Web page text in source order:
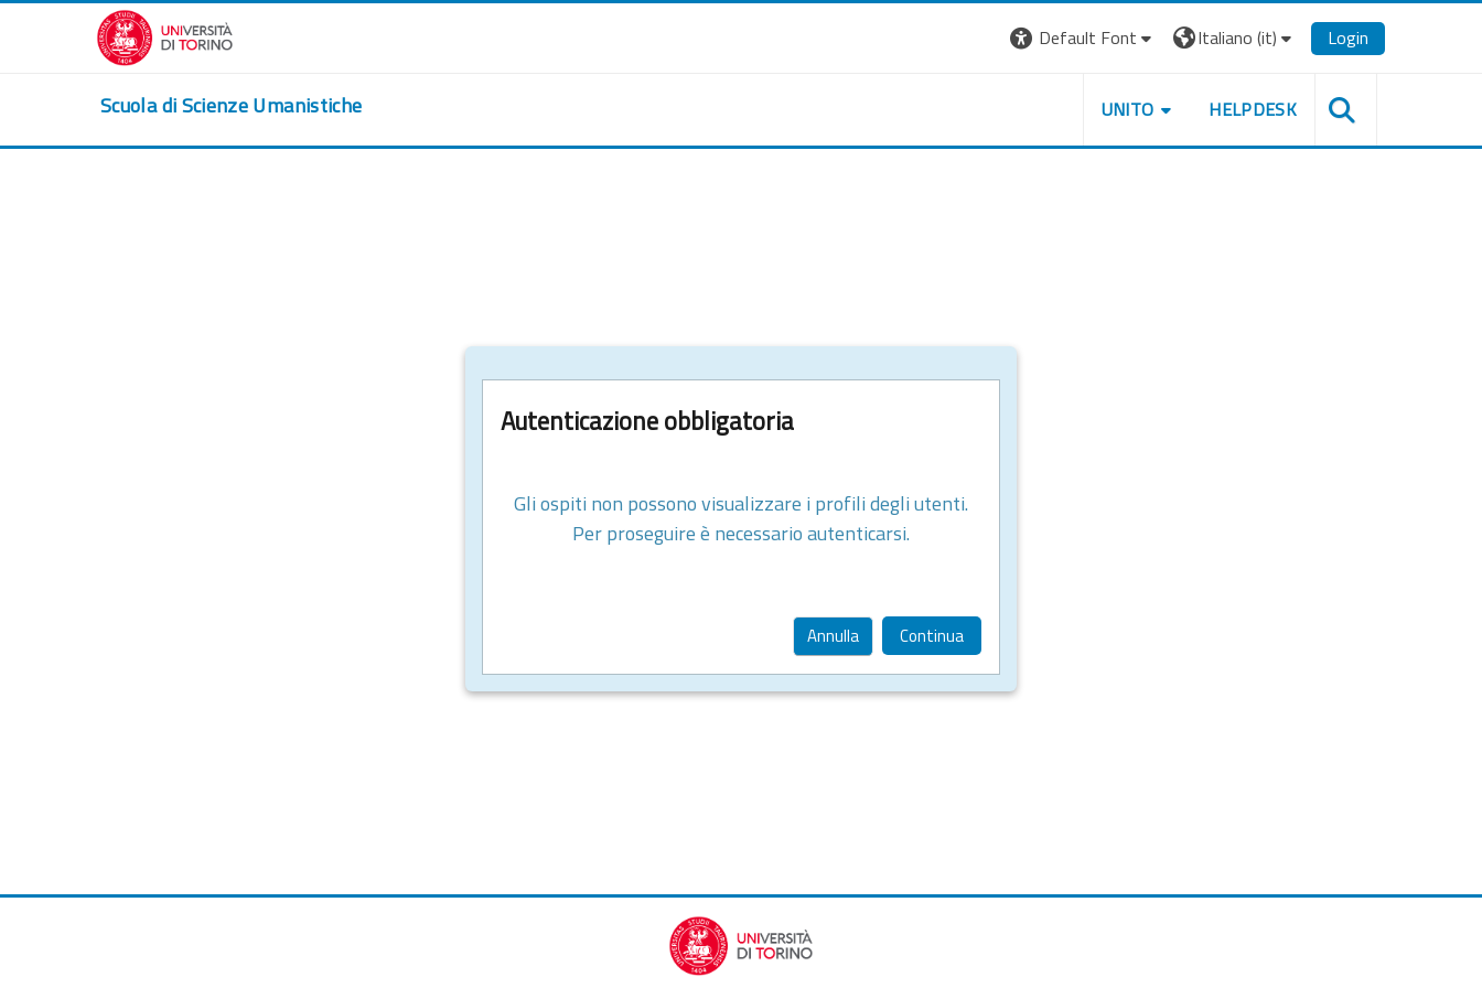
Vai al contenuto principale
Default Font
Italiano ‎(it)‎ Login
Scuola di Scienze Umanistiche UNITO HELPDESK
Autenticazione obbligatoria
Gli ospiti non possono visualizzare i profili degli utenti.
Per proseguire è necessario autenticarsi.
Annulla Continua